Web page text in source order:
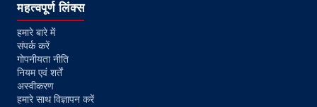
महत्वपूर्ण लिंक्स
हमारे बारे में
संपर्क करें
गोपनीयता नीति
नियम एवं शर्तें
अस्वीकरण
हमारे साथ विज्ञापन करें